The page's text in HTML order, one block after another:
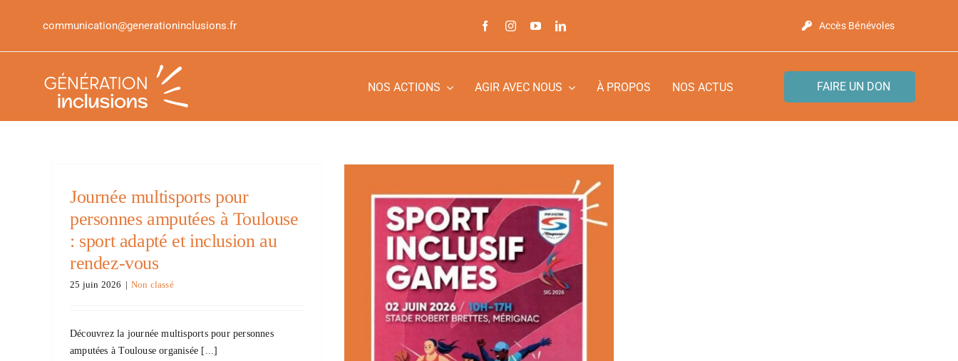
communication@generationinclusions.fr Accès Bénévoles
NOS ACTIONS AGIR AVEC NOUS À PROPOS NOS ACTUS FAIRE UN DON
Journée multisports pour
personnes amputées à Toulouse
: sport adapté et inclusion au
rendez-vous
25 juin 2026 | Non classé
Découvrez la journée multisports pour personnes
amputées à Toulouse organisée [...]
Retrouvez-nous au Sport
Inclusive Games le 2 juin